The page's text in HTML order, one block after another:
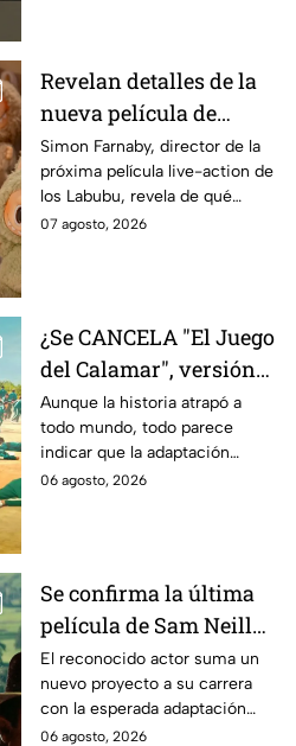
Revelan detalles de la
nueva película de
Labubu: de qué tratará
y cuándo se estrena
Simon Farnaby, director de la
próxima película live-action de
los Labubu, revela de qué
tratará la cinta. Aquí te
07 agosto, 2026
¿Se CANCELA "El Juego
del Calamar", versión
Estados Unidos? Esto
es lo que se sabe al
momento
Aunque la historia atrapó a
todo mundo, todo parece
indicar que la adaptación
podría ser cancelada:
06 agosto, 2026
Se confirma la última
película de Sam Neill
antes de morir: esto es
lo que se sabe hasta
ahora
El reconocido actor suma un
nuevo proyecto a su carrera
con la esperada adaptación
cinematográfica del popular
06 agosto, 2026